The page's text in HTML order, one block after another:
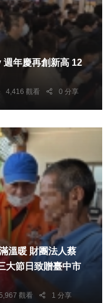
4,416 觀看 0 分享
大節日致贈臺中市
觀看 1 分享